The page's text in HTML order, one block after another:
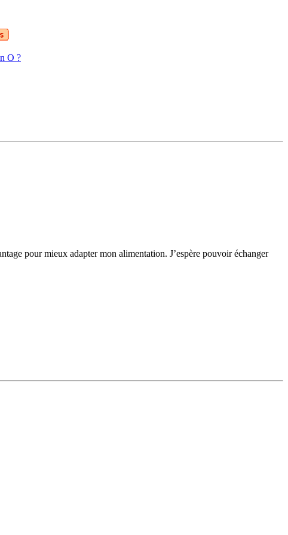
O ?
pour mieux adapter mon alimentation. J’espère pouvoir échanger